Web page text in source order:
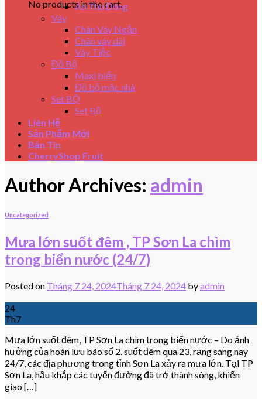
No products in the cart.
Áo Thu Đông
Váy
Chân Váy Ngắn
Chân váy dài
Váy Tiệc
Đồ Bộ
Maxi biển
Đồ bộ mặc nhà
Set BỘ
Set Bộ
Liên Hệ
Sản Phẩm Mới
Bản Tin
CherryShop Fruit
Author Archives: admin
Uncategorized
Mưa lớn suốt đêm , TP Sơn La chìm
trong biển nước (24/7)
Posted on Tháng 7 24, 2024Tháng 7 24, 2024 byadmin
24
Th7
Mưa lớn suốt đêm, TP Sơn La chìm trong biển nước – Do ảnh
hưởng của hoàn lưu bão số 2, suốt đêm qua 23, rạng sáng nay
24/7, các địa phương trong tỉnh Sơn La xảy ra mưa lớn. Tại TP
Sơn La, hầu khắp các tuyến đường đã trở thành sông, khiến
giao […]